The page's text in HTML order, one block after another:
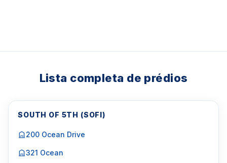
Lista completa de prédios
SOUTH OF 5TH (SOFI)
200 Ocean Drive
321 Ocean